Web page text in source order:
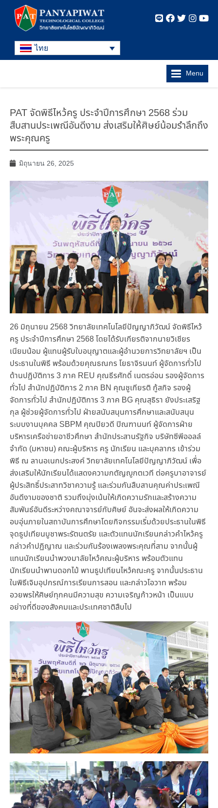
ไทย
Menu
PAT จัดพิธีไหว้ครู ประจำปีการศึกษา 2568 ร่วม
สืบสานประเพณีอันดีงาม ส่งเสริมให้ศิษย์น้อมรำลึกถึง
พระคุณครู
มิถุนายน 26, 2025
26 มิถุนายน 2568 วิทยาลัยเทคโนโลยีปัญญาภิวัฒน์ จัดพิธีไหว้
ครู ประจำปีการศึกษา 2568 โดยได้รับเกียรติจากนายวิเชียร
เนียมน้อม ผู้แทนผู้รับใบอนุญาตและผู้อำนวยการวิทยาลัยฯ เป็น
ประธานในพิธี พร้อมด้วยคุณธณกร โยธาจิรนนท์ ผู้จัดการทั่วไป
ด้านปฏิบัติการ 3 ภาค REU คุณธีรศักดิ์ เนตรอ่อน รองผู้จัดการ
ทั่วไป สำนักปฏิบัติการ 2 ภาค BN คุณชูเกียรติ กู้สกิจ รองผู้
จัดการทั่วไป สำนักปฏิบัติการ 3 ภาค BG คุณสุธิรา ยังประเสริฐ
กุล ผู้ช่วยผู้จัดการทั่วไป ฝ่ายสนับสนุนการศึกษาและสนับสนุน
ระบบงานบุคคล SBPM คุณปิยวดี ปิณฑานนท์ ผู้จัดการฝ่าย
บริหารเครือข่ายอาชีวศึกษา สำนักประสานรัฐกิจ บริษัทซีพีออลล์
จำกัด (มหาชน) คณะผู้บริหาร ครู นักเรียน และบุคลากร เข้าร่วม
พิธี ณ ลานอเนกประสงค์ วิทยาลัยเทคโนโลยีปัญญาภิวัฒน์ เพื่อ
ส่งเสริมให้นักเรียนได้แสดงความกตัญญูกตเวที ต่อครูบาอาจารย์
ผู้ประสิทธิ์ประสาทวิชาความรู้ และร่วมกันสืบสานคุณค่าประเพณี
อันดีงามของชาติ รวมถึงมุ่งเน้นให้เกิดความรักและสร้างความ
สัมพันธ์อันดีระหว่างคณาจารย์กับศิษย์ อันจะส่งผลให้เกิดความ
อบอุ่นภายในสถาบันการศึกษาโดยกิจกรรมเริ่มด้วยประธานในพิธี
จุดธูปเทียนบูชาพระรัตนตรัย และตัวแทนนักเรียนกล่าวคำไหว้ครู
กล่าวคำปฏิญาณ และร่วมกันร้องเพลงพระคุณที่สาม จากนั้นผู้
แทนนักเรียนนำพวงมาลัยไหว้คณะผู้บริหาร พร้อมตัวแทน
นักเรียนนำพานดอกไม้ พานธูปเทียนไหว้คณะครู จากนั้นประธาน
ในพิธีเจิมอุปกรณ์การเรียนการสอน และกล่าวโอวาท พร้อม
อวยพรให้ศิษย์ทุกคนมีความสุข ความเจริญก้าวหน้า เป็นแบบ
อย่างที่ดีของสังคมและประเทศชาติสืบไป